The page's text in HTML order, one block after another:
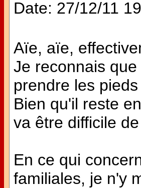
Date: 27/12/11
Aïe, aïe,
Je reconnais
prendre les
Bien qu'il reste
va être difficile
En ce qui
familiales, je n'y